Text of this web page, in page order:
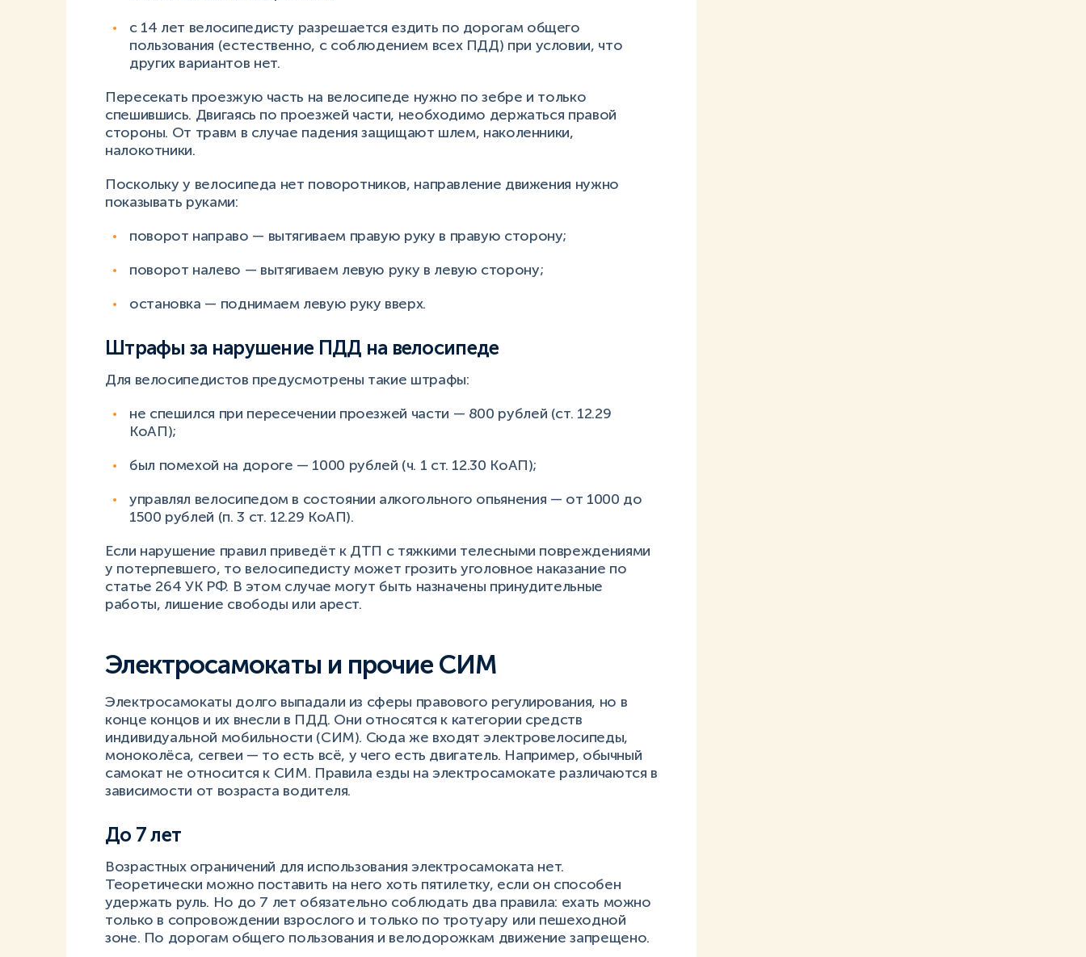
с 14 лет велосипедисту разрешается ездить по дорогам общего
пользования (естественно, с соблюдением всех ПДД) при условии, что
других вариантов нет.
Пересекать проезжую часть на велосипеде нужно по зебре и только
спешившись. Двигаясь по проезжей части, необходимо держаться правой
стороны. От травм в случае падения защищают шлем, наколенники,
налокотники.
Поскольку у велосипеда нет поворотников, направление движения нужно
показывать руками:
поворот направо — вытягиваем правую руку в правую сторону;
поворот налево — вытягиваем левую руку в левую сторону;
остановка — поднимаем левую руку вверх.
Штрафы за нарушение ПДД на велосипеде
Для велосипедистов предусмотрены такие штрафы:
не спешился при пересечении проезжей части — 800 рублей (ст. 12.29
КоАП);
был помехой на дороге — 1000 рублей (ч. 1 ст. 12.30 КоАП);
управлял велосипедом в состоянии алкогольного опьянения — от 1000 до
1500 рублей (п. 3 ст. 12.29 КоАП).
Если нарушение правил приведёт к ДТП с тяжкими телесными повреждениями
у потерпевшего, то велосипедисту может грозить уголовное наказание по
статье 264 УК РФ. В этом случае могут быть назначены принудительные
работы, лишение свободы или арест.
Электросамокаты и прочие СИМ
Электросамокаты долго выпадали из сферы правового регулирования, но в
конце концов и их внесли в ПДД. Они относятся к категории средств
индивидуальной мобильности (СИМ). Сюда же входят электровелосипеды,
моноколёса, сегвеи — то есть всё, у чего есть двигатель. Например, обычный
самокат не относится к СИМ. Правила езды на электросамокате различаются в
зависимости от возраста водителя.
До 7 лет
Возрастных ограничений для использования электросамоката нет.
Теоретически можно поставить на него хоть пятилетку, если он способен
удержать руль. Но до 7 лет обязательно соблюдать два правила: ехать можно
только в сопровождении взрослого и только по тротуару или пешеходной
зоне. По дорогам общего пользования и велодорожкам движение запрещено.